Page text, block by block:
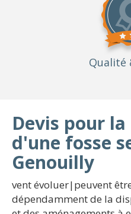
Qualité
Devis pour
d'une fosse
Genouilly
vent évoluer|peuvent
dépendamment de la